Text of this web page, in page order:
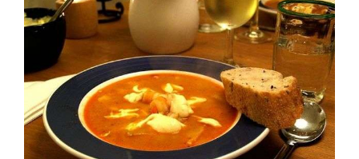
Ingrandisci
immagine